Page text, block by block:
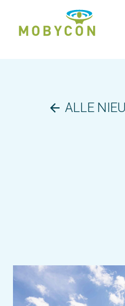
arrow_back ALLE